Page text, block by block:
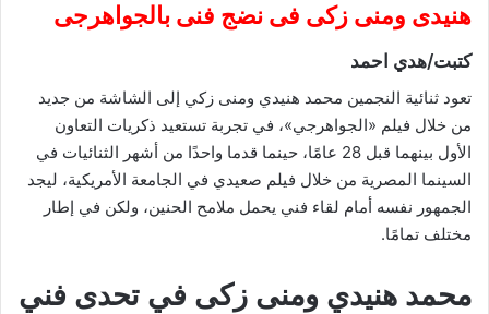
هنيدى ومنى زكى فى نضج فنى بالجواهرجى
كتبت/هدي احمد
تعود ثنائية النجمين محمد هنيدي ومنى زكي إلى الشاشة من جديد
من خلال فيلم «الجواهرجي»، في تجربة تستعيد ذكريات التعاون
الأول بينهما قبل 28 عامًا، حينما قدما واحدًا من أشهر الثنائيات في
السينما المصرية من خلال فيلم صعيدي في الجامعة الأمريكية، ليجد
الجمهور نفسه أمام لقاء فني يحمل ملامح الحنين، ولكن في إطار
مختلف تمامًا.
محمد هنيدي ومنى زكى في تحدى فني